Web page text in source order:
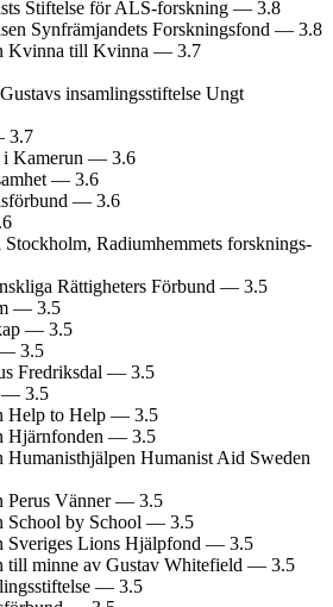
Stiftelse för ALS-forskning — 3.8
Synfrämjandets Forsknings­fond — 3.8
Kvinna till Kvinna — 3.7
insamlings­stiftelse Ungt
3.7
i Kamerun — 3.6
— 3.6
— 3.6
Stockholm, Radium­hemmets forsknings­
Rättigheters Förbund — 3.5
— 3.5
— 3.5
— 3.5
Fredriksdal — 3.5
— 3.5
Help to Help — 3.5
Hjärnfonden — 3.5
Humanist­hjälpen Humanist Aid Sweden
Perus Vänner — 3.5
School by School — 3.5
Sveriges Lions Hjälpfond — 3.5
till minne av Gustav Whitefield — 3.5
— 3.5